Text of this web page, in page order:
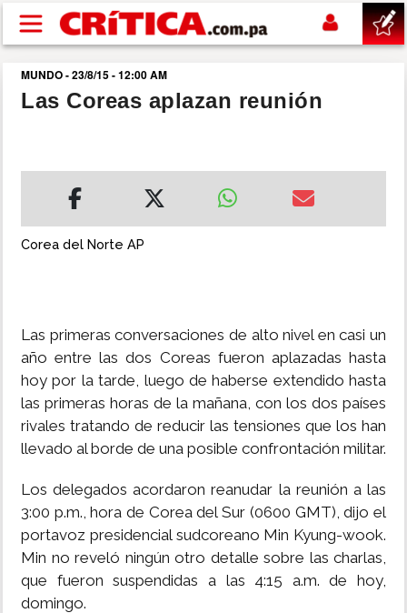
Pasar al contenido principal
buscar
DEPORTES
MUNDO
INSÓLITAS
MULTIMEDIA
IMPRESO
MUNDO - 23/8/15 - 12:00 AM
Las Coreas aplazan reunión
Corea del Norte AP
Las primeras conversaciones de alto nivel en casi un
año entre las dos Coreas fueron aplazadas hasta
hoy por la tarde, luego de haberse extendido hasta
las primeras horas de la mañana, con los dos países
rivales tratando de reducir las tensiones que los han
llevado al borde de una posible confrontación militar.
Los delegados acordaron reanudar la reunión a las
3:00 p.m., hora de Corea del Sur (0600 GMT), dijo el
portavoz presidencial sudcoreano Min Kyung-wook.
Min no reveló ningún otro detalle sobre las charlas,
que fueron suspendidas a las 4:15 a.m. de hoy,
domingo.